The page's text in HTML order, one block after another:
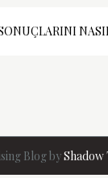
Blog byShadow